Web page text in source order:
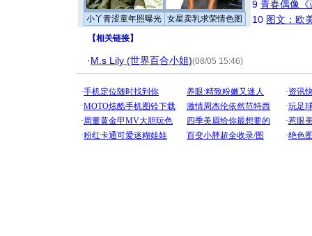
小丫青涩童年照曝光 女星卖乳求荣情色图
9 青春偶像《
10 图文：欧
【相关链接】
·M.s Lily (世界百合小姐)(08/05 15:46)